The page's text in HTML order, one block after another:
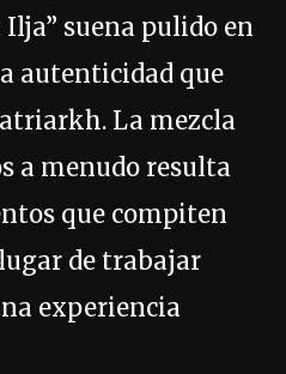
suena pulido en
autenticidad que
La mezcla
a menudo resulta
que compiten
de trabajar
experiencia